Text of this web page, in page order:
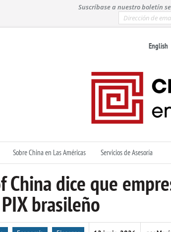
Suscríbase a nuestro boletín
m
English
Sobre China en Las Américas Servicios de Asesoría
China dice que
brasileño